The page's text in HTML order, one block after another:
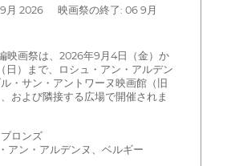
9月 2026 映画祭の終了: 06 9月
映画祭は、2026年9月4日（金）か
日）まで、ロシュ・アン・アルデン
・サン・アントワーヌ映画館（旧
および隣接する広場で開催されま
ロンズ
アン・アルデンヌ、ベルギー